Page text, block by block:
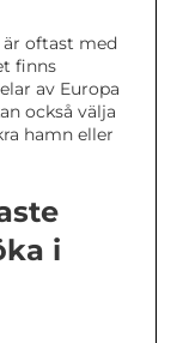
oftast med
finns
av Europa
också välja
hamn eller
i